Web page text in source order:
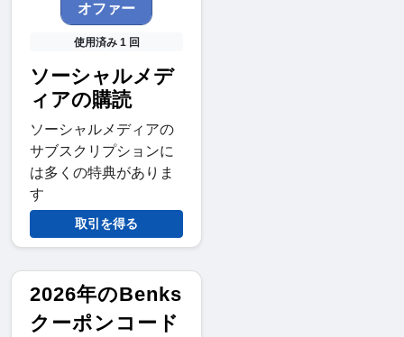
オファー
使用済み 1 回
ソーシャルメデ
ィアの購読
ソーシャルメディアの
サブスクリプションに
は多くの特典がありま
す
取引を得る
2026年のBenks
クーポンコード